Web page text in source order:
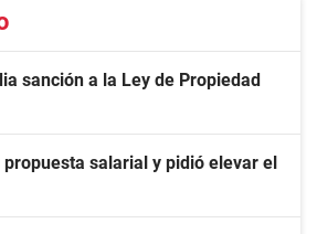
sanción a la Ley de Propiedad
propuesta salarial y pidió elevar el